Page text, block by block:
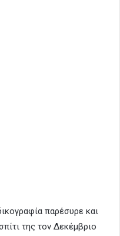
παρέσυρε και
της τον Δεκέμβριο